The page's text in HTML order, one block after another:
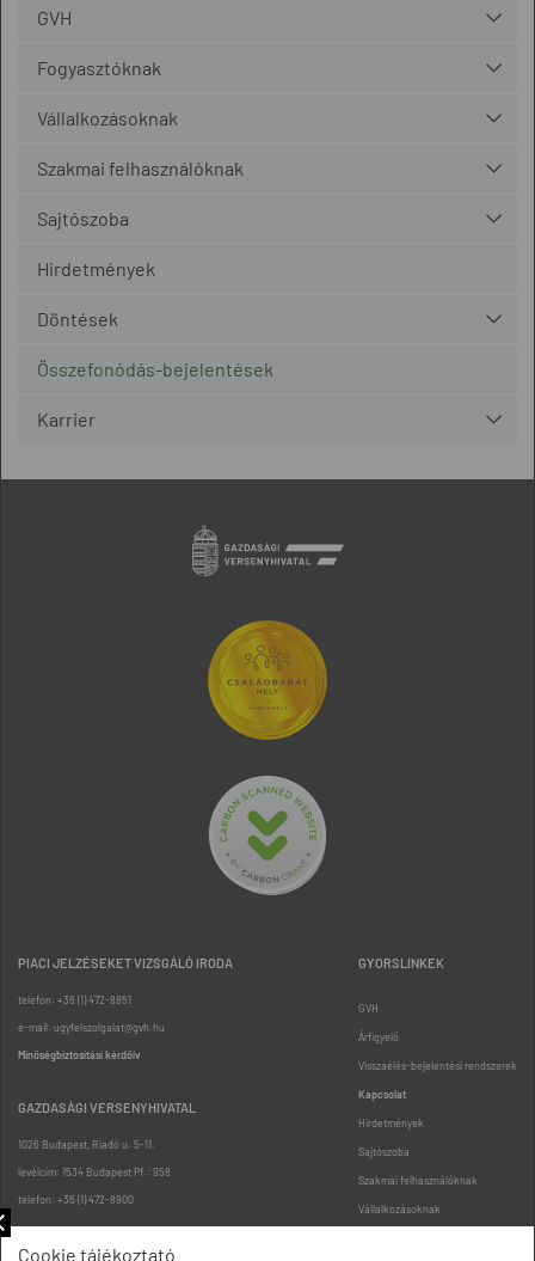
GVH
Fogyasztóknak
Vállalkozásoknak
Szakmai felhasználóknak
Sajtószoba
Hirdetmények
Döntések
Összefonódás-bejelentések
Karrier
PIACI JELZÉSEKET VIZSGÁLÓ IRODA
telefon: +36 (1) 472-8851
e-mail: ugyfelszolgalat@gvh.hu
Minőségbiztosítási kérdőív
GAZDASÁGI VERSENYHIVATAL
1026 Budapest, Riadó u. 5-11.
levélcím: 1534 Budapest Pf.: 958
telefon: +36 (1) 472-8900
GYORSLINKEK
GVH
Árfigyelő
Visszaélés-bejelentési rendszerek
Kapcsolat
Hirdetmények
Sajtószoba
Szakmai felhasználóknak
Vállalkozásoknak
Cookie tájékoztató